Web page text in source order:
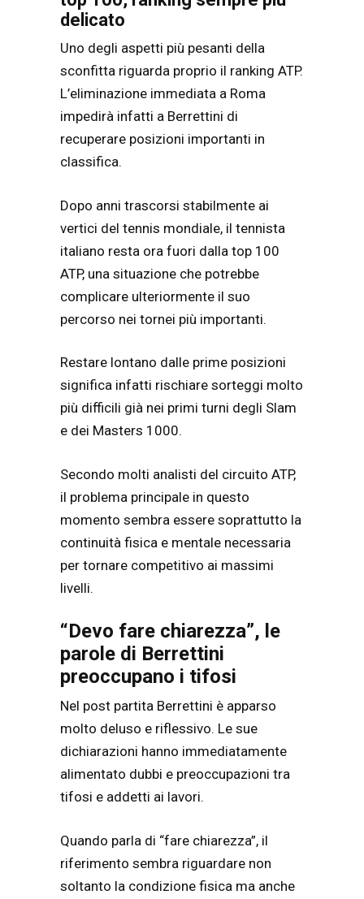
delicato
Uno degli aspetti più pesanti della
sconfitta riguarda proprio il ranking ATP.
L’eliminazione immediata a Roma
impedirà infatti a Berrettini di
recuperare posizioni importanti in
classifica.
Dopo anni trascorsi stabilmente ai
vertici del tennis mondiale, il tennista
italiano resta ora fuori dalla top 100
ATP, una situazione che potrebbe
complicare ulteriormente il suo
percorso nei tornei più importanti.
Restare lontano dalle prime posizioni
significa infatti rischiare sorteggi molto
più difficili già nei primi turni degli Slam
e dei Masters 1000.
Secondo molti analisti del circuito ATP,
il problema principale in questo
momento sembra essere soprattutto la
continuità fisica e mentale necessaria
per tornare competitivo ai massimi
livelli.
“Devo fare chiarezza”, le
parole di Berrettini
preoccupano i tifosi
Nel post partita Berrettini è apparso
molto deluso e riflessivo. Le sue
dichiarazioni hanno immediatamente
alimentato dubbi e preoccupazioni tra
tifosi e addetti ai lavori.
Quando parla di “fare chiarezza”, il
riferimento sembra riguardare non
soltanto la condizione fisica ma anche